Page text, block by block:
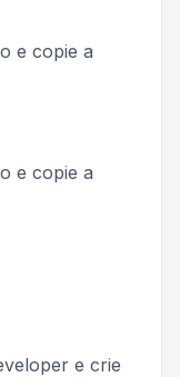
e copie a
e copie a
e crie